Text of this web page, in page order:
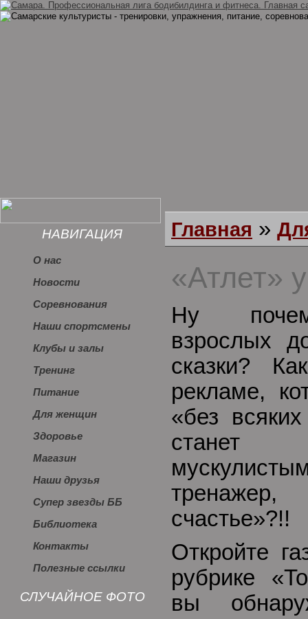
НАВИГАЦИЯ
О нас
Новости
Соревнования
Наши спортсмены
Клубы и залы
Тренинг
Питание
Для женщин
Здоровье
Магазин
Наши друзья
Супер звезды ББ
Библиотека
Контакты
Полезные ссылки
СЛУЧАЙНОЕ ФОТО
Главная »
«Атлет»
Ну
взрослых
сказки?
рекламе,
«без
станет
счастье»?!!
Откройте
рубрике
вы